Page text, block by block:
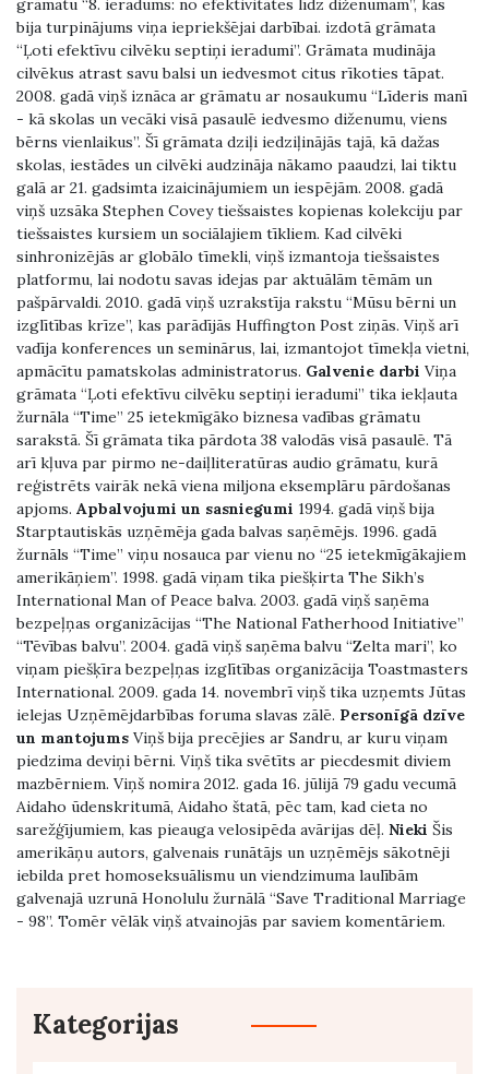
grāmatu “8. ieradums: no efektivitātes līdz diženumam”, kas
bija turpinājums viņa iepriekšējai darbībai. izdotā grāmata
“Ļoti efektīvu cilvēku septiņi ieradumi”. Grāmata mudināja
cilvēkus atrast savu balsi un iedvesmot citus rīkoties tāpat.
2008. gadā viņš iznāca ar grāmatu ar nosaukumu “Līderis manī
- kā skolas un vecāki visā pasaulē iedvesmo diženumu, viens
bērns vienlaikus”. Šī grāmata dziļi iedziļinājās tajā, kā dažas
skolas, iestādes un cilvēki audzināja nākamo paaudzi, lai tiktu
galā ar 21. gadsimta izaicinājumiem un iespējām. 2008. gadā
viņš uzsāka Stephen Covey tiešsaistes kopienas kolekciju par
tiešsaistes kursiem un sociālajiem tīkliem. Kad cilvēki
sinhronizējās ar globālo tīmekli, viņš izmantoja tiešsaistes
platformu, lai nodotu savas idejas par aktuālām tēmām un
pašpārvaldi. 2010. gadā viņš uzrakstīja rakstu “Mūsu bērni un
izglītības krīze”, kas parādījās Huffington Post ziņās. Viņš arī
vadīja konferences un seminārus, lai, izmantojot tīmekļa vietni,
apmācītu pamatskolas administratorus. Galvenie darbi Viņa
grāmata “Ļoti efektīvu cilvēku septiņi ieradumi” tika iekļauta
žurnāla “Time” 25 ietekmīgāko biznesa vadības grāmatu
sarakstā. Šī grāmata tika pārdota 38 valodās visā pasaulē. Tā
arī kļuva par pirmo ne-daiļliteratūras audio grāmatu, kurā
reģistrēts vairāk nekā viena miljona eksemplāru pārdošanas
apjoms. Apbalvojumi un sasniegumi 1994. gadā viņš bija
Starptautiskās uzņēmēja gada balvas saņēmējs. 1996. gadā
žurnāls “Time” viņu nosauca par vienu no “25 ietekmīgākajiem
amerikāņiem”. 1998. gadā viņam tika piešķirta The Sikh’s
International Man of Peace balva. 2003. gadā viņš saņēma
bezpeļņas organizācijas “The National Fatherhood Initiative”
“Tēvības balvu”. 2004. gadā viņš saņēma balvu “Zelta mari”, ko
viņam piešķīra bezpeļņas izglītības organizācija Toastmasters
International. 2009. gada 14. novembrī viņš tika uzņemts Jūtas
ielejas Uzņēmējdarbības foruma slavas zālē. Personīgā dzīve
un mantojums Viņš bija precējies ar Sandru, ar kuru viņam
piedzima deviņi bērni. Viņš tika svētīts ar piecdesmit diviem
mazbērniem. Viņš nomira 2012. gada 16. jūlijā 79 gadu vecumā
Aidaho ūdenskritumā, Aidaho štatā, pēc tam, kad cieta no
sarežģījumiem, kas pieauga velosipēda avārijas dēļ. Nieki Šis
amerikāņu autors, galvenais runātājs un uzņēmējs sākotnēji
iebilda pret homoseksuālismu un viendzimuma laulībām
galvenajā uzrunā Honolulu žurnālā “Save Traditional Marriage
- 98”. Tomēr vēlāk viņš atvainojās par saviem komentāriem.
Kategorijas